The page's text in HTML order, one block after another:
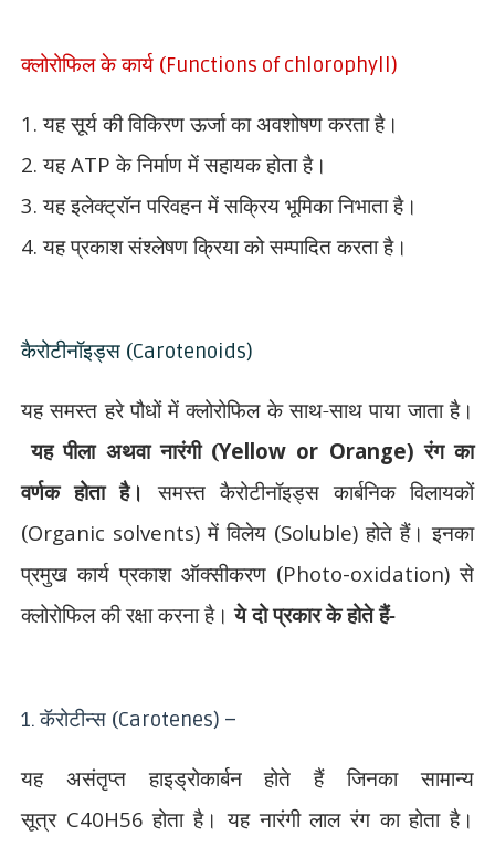
क्लोरोफिल के कार्य (Functions of chlorophyll)
1.यह सूर्य की विकिरण ऊर्जा का अवशोषण करता है।
2.यहATPके निर्माण में सहायक होता है।
3.यह इलेक्ट्रॉन परिवहन में सक्रिय भूमिका निभाता है।
4.यह प्रकाश संश्लेषण क्रिया को सम्पादित करता है।
कैरोटीनॉइड्स (Carotenoids)
यह समस्त हरे पौधों में क्लोरोफिल के साथ-साथ पाया जाता है।
यह पीला अथवा नारंगी (Yellow or Orange)रंग का
वर्णक होता है।
समस्त कैरोटीनॉइड्स कार्बनिक विलायकों
(Organic solvents)में विलेय (Soluble)होते हैं। इनका
प्रमुख कार्य प्रकाश ऑक्सीकरण (Photo-oxidation)से
क्लोरोफिल की रक्षा करना है।ये दो प्रकार के होते हैं-
1.कॅरोटीन्स (Carotenes) –
यह असंतृप्त हाइड्रोकार्बन होते हैं जिनका सामान्य
सूत्र C40H56होता है। यह नारंगी लाल रंग का होता है।